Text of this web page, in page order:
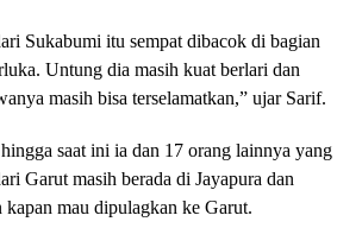
Sukabumi itu sempat dibacok di bagian
Untung dia masih kuat berlari dan
masih bisa terselamatkan,” ujar Sarif.
saat ini ia dan 17 orang lainnya yang
Garut masih berada di Jayapura dan
kapan mau dipulagkan ke Garut.